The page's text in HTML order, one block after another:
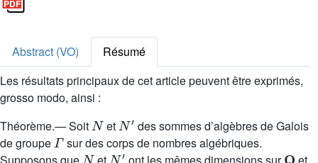
Abstract (VO)
Résumé
Les résultats principaux de cet article peuvent être exprimés,
grosso modo, ainsi :
Théorème.— Soit et
des sommes d’algèbres de Galois
de groupe
Γ
sur des corps de nombres algébriques.
N N′